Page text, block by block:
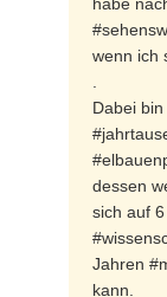
wenn ich
Dabei
dessen
sich auf
Jahren
kann.